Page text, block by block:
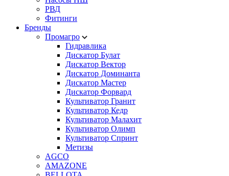
РВД
Фитинги
Бренды
Промагро
Гидравлика
Дискатор Булат
Дискатор Вектор
Дискатор Доминанта
Дискатор Мастер
Дискатор Форвард
Культиватор Гранит
Культиватор Кедр
Культиватор Малахит
Культиватор Олимп
Культиватор Спринт
Метизы
AGCO
AMAZONE